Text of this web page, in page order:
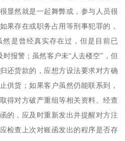
显然就是一起舞弊或，参与人员很
果存在或职务占用等刑事犯罪的，
是曾经真实存在过，但是目前已
报警；虽然客户未“人去楼空”，但
还货款的，应想方设法要求对方确
供货；如果客户虽然仍能联系到，
得对方破产重组等相关资料。经查
的，应及时重新发出并提醒对方注
检查上次对账函发出的程序是否存